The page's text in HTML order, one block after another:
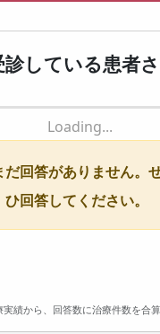
している患者
Loading...
績から、回答数に治療件数を合
だ回答がありません。
ひ回答してください。